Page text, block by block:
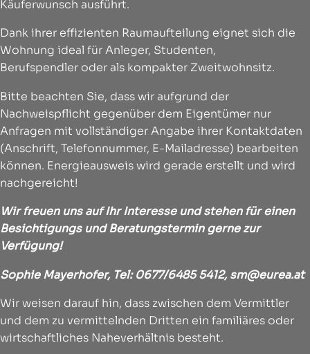
Käuferwunsch ausführt.
Dank ihrer effizienten Raumaufteilung eignet sich die
Wohnung ideal für Anleger, Studenten,
Berufspendler oder als kompakter Zweitwohnsitz.
Bitte beachten Sie, dass wir aufgrund der
Nachweispflicht gegenüber dem Eigentümer nur
Anfragen mit vollständiger Angabe ihrer Kontaktdaten
(Anschrift, Telefonnummer, E-Mailadresse) bearbeiten
können. Energieausweis wird gerade erstellt und wird
nachgereicht!
Wir freuen uns auf Ihr Interesse und stehen für einen
Besichtigungs und Beratungstermin gerne zur
Verfügung!
Sophie Mayerhofer, Tel: 0677/6485 5412, sm@eurea.at
Wir weisen darauf hin, dass zwischen dem Vermittler
und dem zu vermittelnden Dritten ein familiäres oder
wirtschaftliches Naheverhältnis besteht.